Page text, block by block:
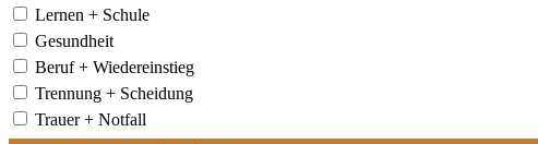
Lernen + Schule
Gesundheit
Beruf + Wiedereinstieg
Trennung + Scheidung
Trauer + Notfall